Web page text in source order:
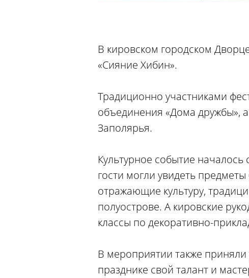
В кировском городском
«Сияние Хибин».
Традиционно участниками
объединения «Дома дружбы»,
Заполярья.
Культурное событие
гости могли увидеть
отражающие культуру,
полуострове. А кировские
классы по декоративно-
В мероприятии также приняли
празднике свой талант и